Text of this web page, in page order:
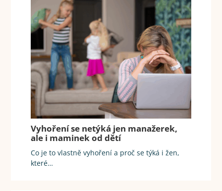
Vyhoření se netýká jen manažerek,
ale i maminek od dětí
Co je to vlastně vyhoření a proč se týká i žen,
které…